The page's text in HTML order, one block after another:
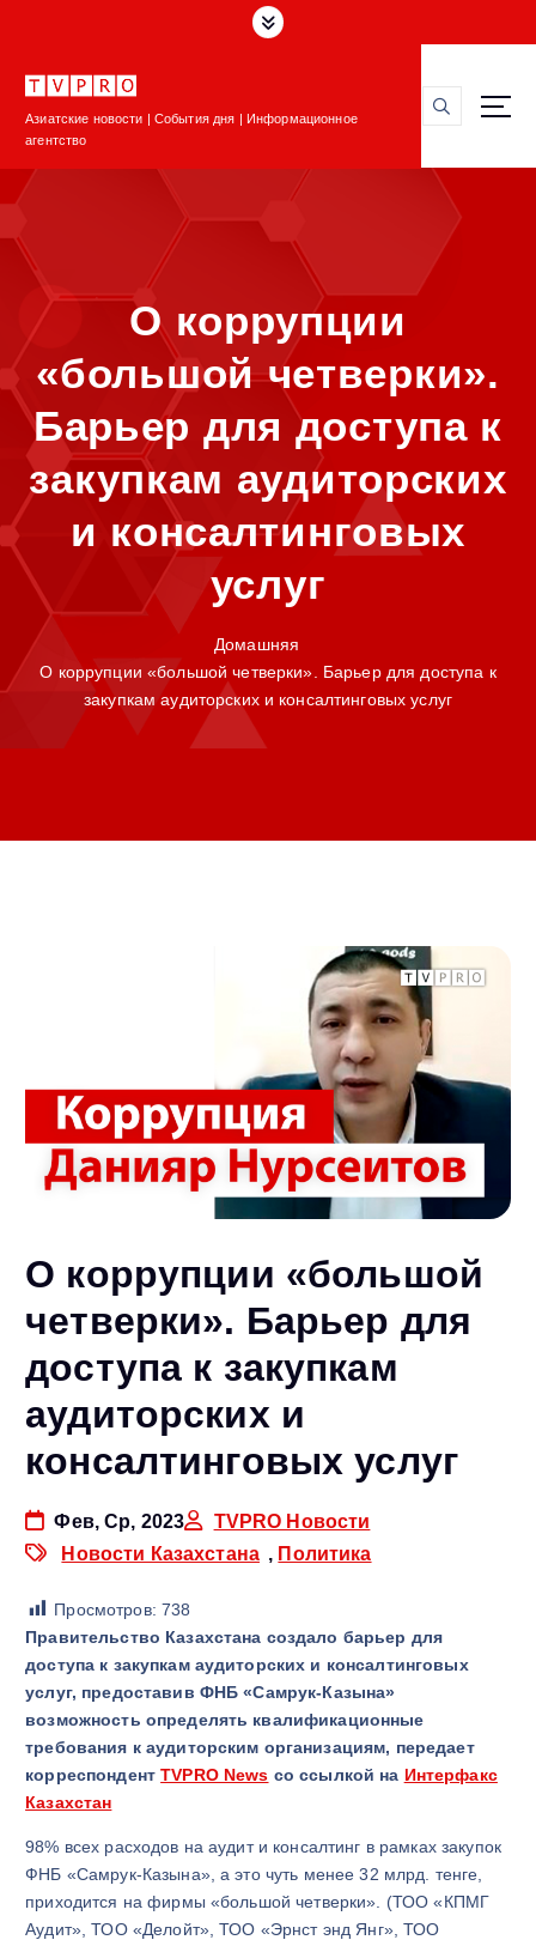
к
Азиатские новости | События дня | Информационное
агентство
О коррупции
«большой четверки».
Барьер для доступа к
закупкам аудиторских
и консалтинговых
услуг
Домашняя
О коррупции «большой четверки». Барьер для доступа к
закупкам аудиторских и консалтинговых услуг
О коррупции «большой
четверки». Барьер для
доступа к закупкам
аудиторских и
консалтинговых услуг
Фев, Ср, 2023
TVPRO Новости
Новости Казахстана , Политика
Просмотров: 738
Правительство Казахстана создало барьер для
доступа к закупкам аудиторских и консалтинговых
услуг, предоставив ФНБ «Самрук-Казына»
возможность определять квалификационные
требования к аудиторским организациям, передает
корреспондентTVPRO News со ссылкой на Интерфакс
Казахстан
98% всех расходов на аудит и консалтинг в рамках закупок
ФНБ «Самрук-Казына», а это чуть менее 32 млрд. тенге,
приходится на фирмы «большой четверки». (ТОО «КПМГ
Аудит», ТОО «Делойт», ТОО «Эрнст энд Янг», ТОО